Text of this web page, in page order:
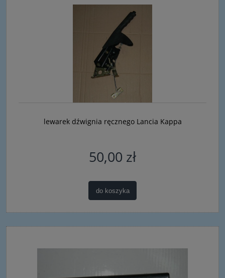
lewarek dźwignia ręcznego Lancia Kappa
50,00 zł
do koszyka